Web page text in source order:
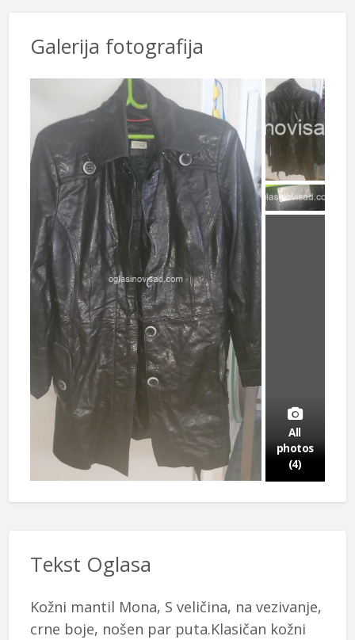
Galerija fotografija
All
photos
(4)
Tekst Oglasa
Kožni mantil Mona, S veličina, na vezivanje,
crne boje, nošen par puta.Klasičan kožni